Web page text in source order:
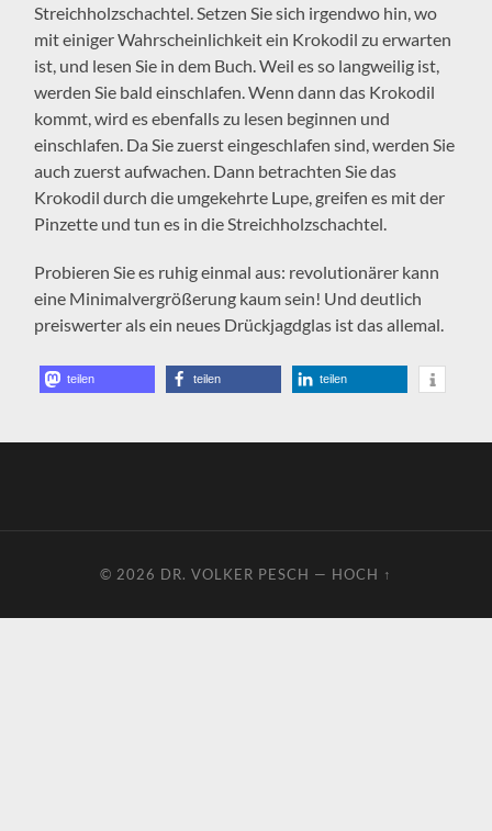
Streichholzschachtel. Setzen Sie sich irgendwo hin, wo
mit einiger Wahrscheinlichkeit ein Krokodil zu erwarten
ist, und lesen Sie in dem Buch. Weil es so langweilig ist,
werden Sie bald einschlafen. Wenn dann das Krokodil
kommt, wird es ebenfalls zu lesen beginnen und
einschlafen. Da Sie zuerst eingeschlafen sind, werden Sie
auch zuerst aufwachen. Dann betrachten Sie das
Krokodil durch die umgekehrte Lupe, greifen es mit der
Pinzette und tun es in die Streichholzschachtel.
Probieren Sie es ruhig einmal aus: revolutionärer kann
eine Minimalvergrößerung kaum sein! Und deutlich
preiswerter als ein neues Drückjagdglas ist das allemal.
teilen teilen teilen
© 2026 DR. VOLKER PESCH — HOCH ↑